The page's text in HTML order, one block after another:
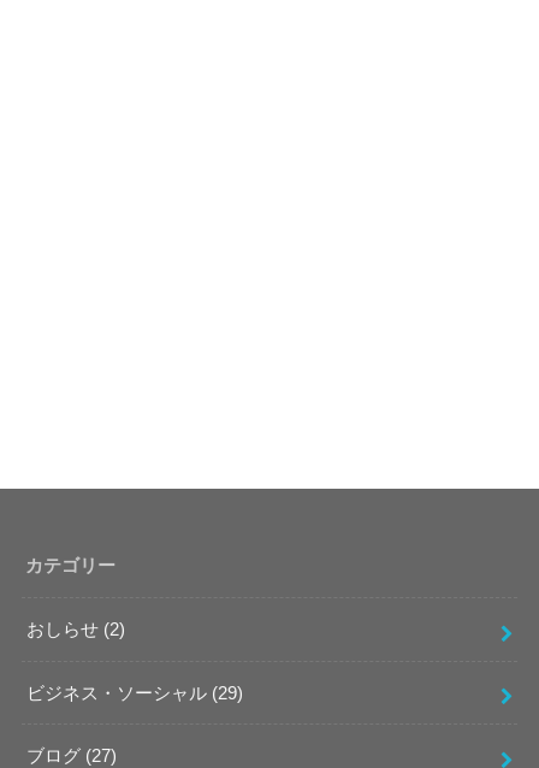
カテゴリー
おしらせ (2)
ビジネス・ソーシャル (29)
ブログ (27)